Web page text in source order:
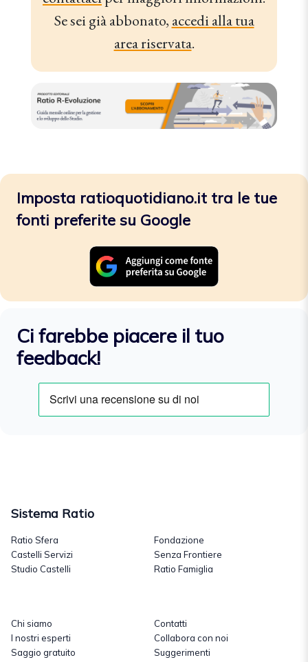
Se sei già abbonato, accedi alla tua
area riservata.
Imposta ratioquotidiano.it tra le tue
fonti preferite su Google
Ci farebbe piacere il tuo
feedback!
Sistema Ratio
Ratio Sfera
Castelli Servizi
Studio Castelli
Fondazione
Senza Frontiere
Ratio Famiglia
Chi siamo
I nostri esperti
Saggio gratuito
Contatti
Collabora con noi
Suggerimenti